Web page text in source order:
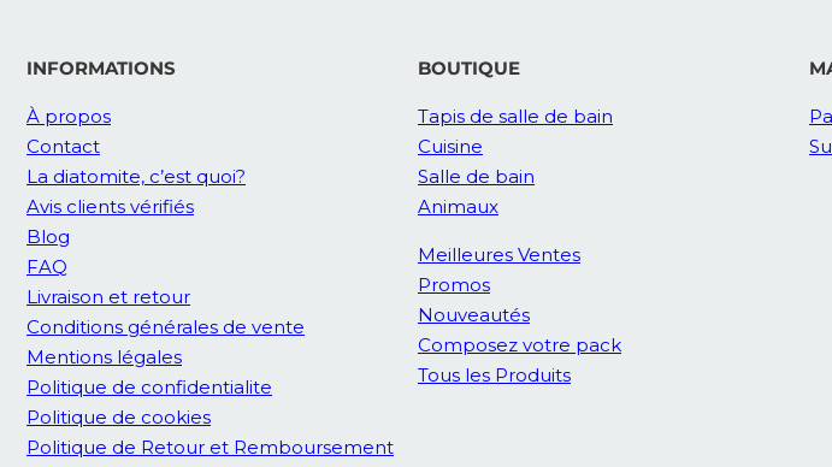
INFORMATIONS
À propos
Contact
La diatomite, c’est quoi?
Avis clients vérifiés
Blog
FAQ
Livraison et retour
Conditions générales de vente
Mentions légales
Politique de confidentialite
Politique de cookies
Politique de Retour et Remboursement
BOUTIQUE
Tapis de salle de bain
Cuisine
Salle de bain
Animaux
Meilleures Ventes
Promos
Nouveautés
Composez votre pack
Tous les Produits